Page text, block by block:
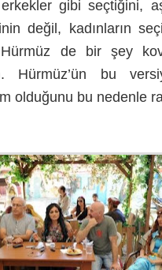
gibi seçtiğini,
değil, kadınların
de bir şey
Hürmüz’ün bu
olduğunu bu nedenle